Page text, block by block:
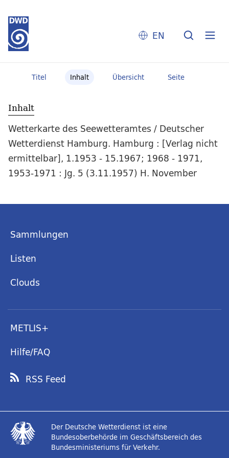
EN
Titel Inhalt Übersicht Seite
Inhalt
Wetterkarte des Seewetteramtes / Deutscher
Wetterdienst Hamburg. Hamburg : [Verlag nicht
ermittelbar], 1.1953 - 15.1967; 1968 - 1971,
1953-1971 : Jg. 5 (3.11.1957) H. November
Sammlungen
Listen
Clouds
METLIS+
Hilfe/FAQ
RSS Feed
Der Deutsche Wetterdienst ist eine
Bundesoberbehörde im Geschäftsbereich des
Bundesministeriums für Verkehr.